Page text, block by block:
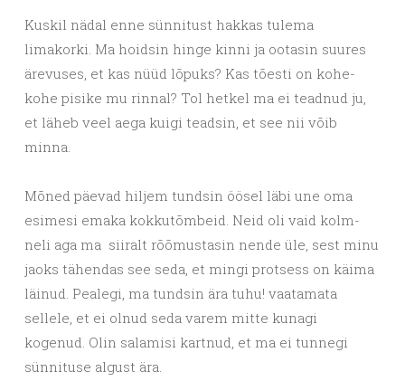
Kuskil nädal enne sünnitust hakkas tulema
limakorki. Ma hoidsin hinge kinni ja ootasin suures
ärevuses, et kas nüüd lõpuks? Kas tõesti on kohe-
kohe pisike mu rinnal? Tol hetkel ma ei teadnud ju,
et läheb veel aega kuigi teadsin, et see nii võib
minna.
Mõned päevad hiljem tundsin öösel läbi une oma
esimesi emaka kokkutõmbeid. Neid oli vaid kolm-
neli aga ma siiralt rõõmustasin nende üle, sest minu
jaoks tähendas see seda, et mingi protsess on käima
läinud. Pealegi, ma tundsin ära tuhu! vaatamata
sellele, et ei olnud seda varem mitte kunagi
kogenud. Olin salamisi kartnud, et ma ei tunnegi
sünnituse algust ära.